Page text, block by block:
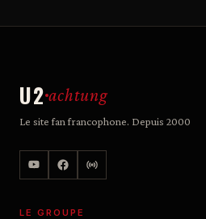
U2 achtung
Le site fan francophone. Depuis 2000
LE GROUPE